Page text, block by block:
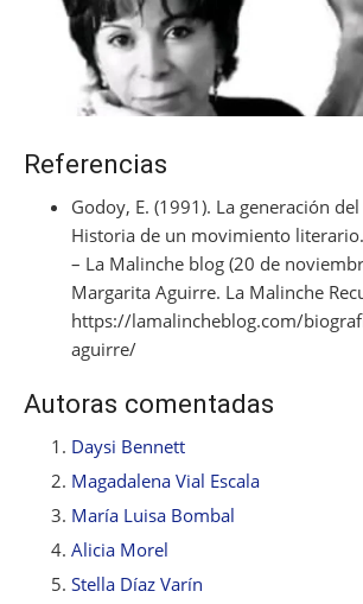
Referencias
Godoy, E. (1991). La generación
Historia de un movimiento
– La Malinche blog (20 de
Margarita Aguirre. La Malinche
https://lamalincheblog.com/
aguirre/
Autoras comentadas
Daysi Bennett
Magadalena Vial Escala
María Luisa Bombal
Alicia Morel
Stella Díaz Varín